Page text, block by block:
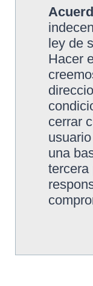
ley de
Hacer
cerrar
usuario
una
tercera